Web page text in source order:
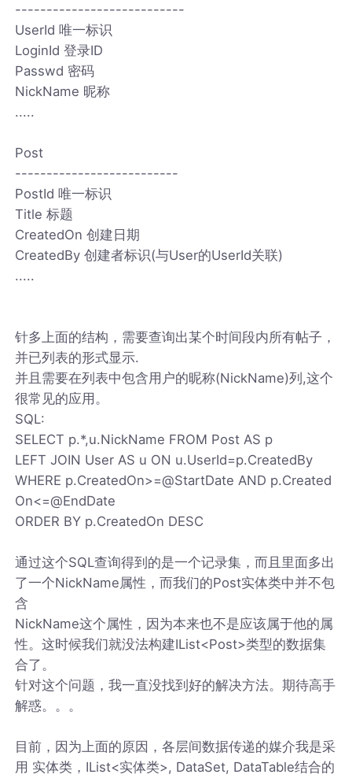
---------------------------
UserId 唯一标识
LoginId 登录ID
Passwd 密码
NickName 昵称
.....
Post
--------------------------
PostId 唯一标识
Title 标题
CreatedOn 创建日期
CreatedBy 创建者标识(与User的UserId关联)
.....
针多上面的结构，需要查询出某个时间段内所有帖子，
并已列表的形式显示.
并且需要在列表中包含用户的昵称(NickName)列,这个
很常见的应用。
SQL:
SELECT p.*,u.NickName FROM Post AS p
LEFT JOIN User AS u ON u.UserId=p.CreatedBy
WHERE p.CreatedOn>=@StartDate AND p.Created
On<=@EndDate
ORDER BY p.CreatedOn DESC
通过这个SQL查询得到的是一个记录集，而且里面多出
了一个NickName属性，而我们的Post实体类中并不包
含
NickName这个属性，因为本来也不是应该属于他的属
性。这时候我们就没法构建IList<Post>类型的数据集
合了。
针对这个问题，我一直没找到好的解决方法。期待高手
解惑。。。
目前，因为上面的原因，各层间数据传递的媒介我是采
用 实体类，IList<实体类>, DataSet, DataTable结合的